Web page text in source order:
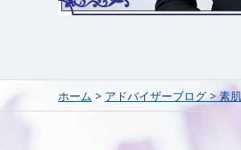
ホーム > アドバイザーブログ >素